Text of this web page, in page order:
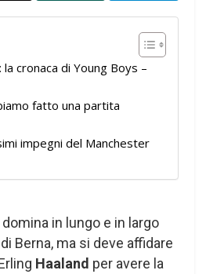
cronaca di Young Boys –
fatto una partita
impegni del Manchester
domina in lungo e in largo
Berna, ma si deve affidare
Haaland per avere la